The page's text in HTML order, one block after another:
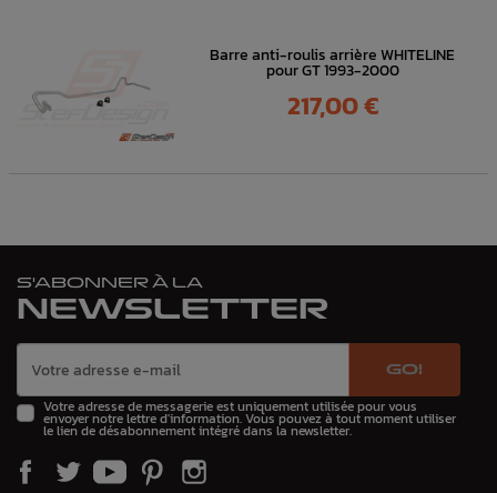
Barre anti-roulis arrière WHITELINE
pour GT 1993-2000
Prix
217,00 €
S'ABONNER À LA
NEWSLETTER
GO!
Votre adresse de messagerie est uniquement utilisée pour vous
envoyer notre lettre d'information. Vous pouvez à tout moment utiliser
le lien de désabonnement intégré dans la newsletter.